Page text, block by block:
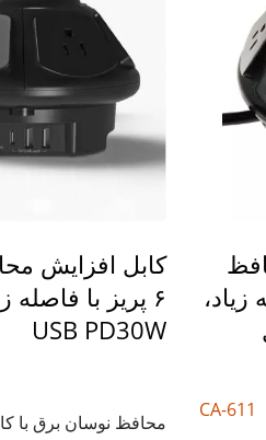
زیاد،
CA-611
کابل افزایش
۶ پریز با فاصله
USB PD30W